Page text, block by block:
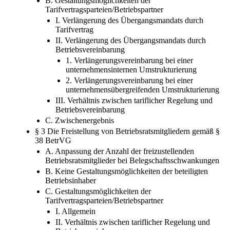
Tarifvertragsparteien/Betriebspartner
I. Verlängerung des Übergangsmandats durch
Tarifvertrag
II. Verlängerung des Übergangsmandats durch
Betriebsvereinbarung
1. Verlängerungsvereinbarung bei einer
unternehmensinternen Umstrukturierung
2. Verlängerungsvereinbarung bei einer
unternehmensübergreifenden Umstrukturierung
III. Verhältnis zwischen tariflicher Regelung und
Betriebsvereinbarung
C. Zwischenergebnis
§ 3 Die Freistellung von Betriebsratsmitgliedern gemäß §
38 BetrVG
A. Anpassung der Anzahl der freizustellenden
Betriebsratsmitglieder bei Belegschaftsschwankungen
B. Keine Gestaltungsmöglichkeiten der beteiligten
Betriebsinhaber
C. Gestaltungsmöglichkeiten der
Tarifvertragsparteien/Betriebspartner
I. Allgemein
II. Verhältnis zwischen tariflicher Regelung und